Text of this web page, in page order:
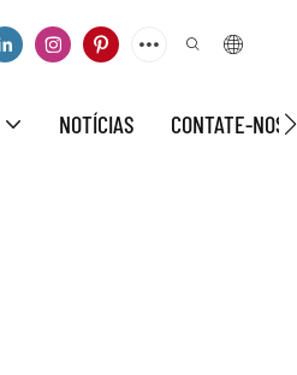
NOTÍCIAS CONTATE-NOS